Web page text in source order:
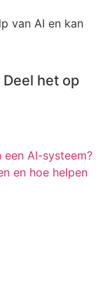
van AI en kan
het op
AI-systeem?
en hoe helpen